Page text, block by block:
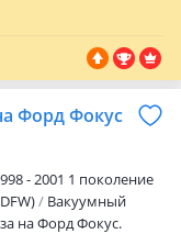
Форд Фокус
- 2001 1 поколение
Вакуумный
на Форд Фокус.